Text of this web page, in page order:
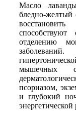
Масло
бледно-желтый
отделению
мышечных
псориазом,
и глубокий